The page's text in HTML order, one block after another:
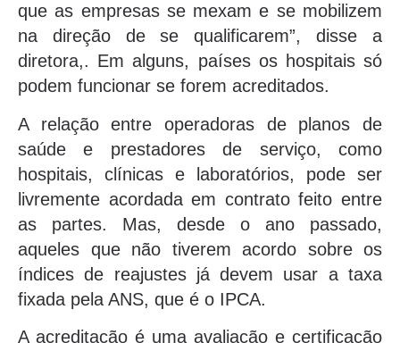
que as empresas se mexam e se mobilizem
na direção de se qualificarem”, disse a
diretora,. Em alguns, países os hospitais só
podem funcionar se forem acreditados.
A relação entre operadoras de planos de
saúde e prestadores de serviço, como
hospitais, clínicas e laboratórios, pode ser
livremente acordada em contrato feito entre
as partes. Mas, desde o ano passado,
aqueles que não tiverem acordo sobre os
índices de reajustes já devem usar a taxa
fixada pela ANS, que é o IPCA.
A acreditação é uma avaliação e certificação